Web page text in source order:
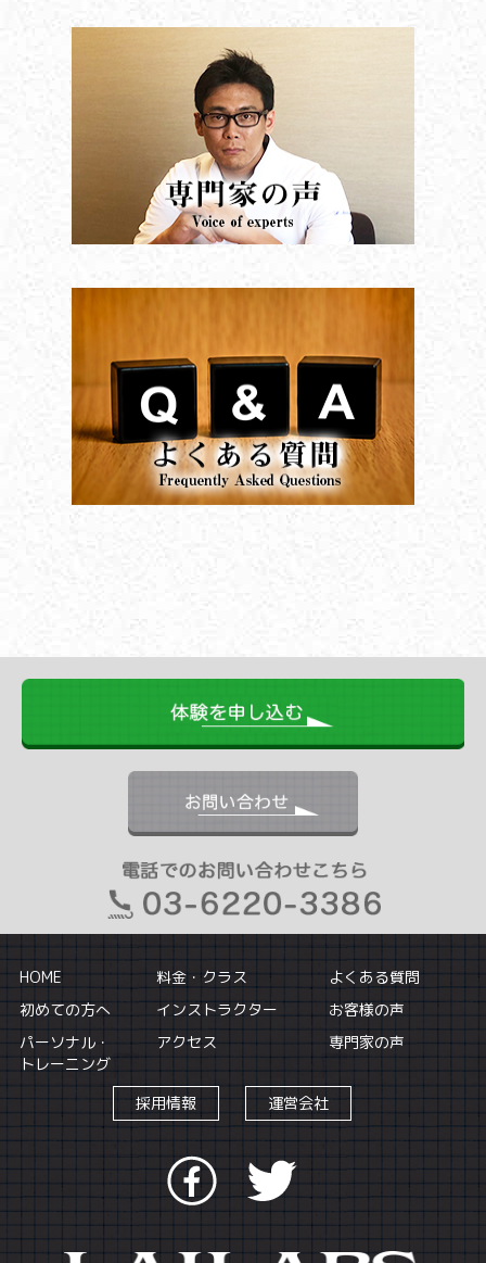
HOME 料金・クラス
よくある質問
初めての方へ
インストラクター
お客様の声
パーソナル・
トレーニング
アクセス 専門家の声
採用情報 運営会社